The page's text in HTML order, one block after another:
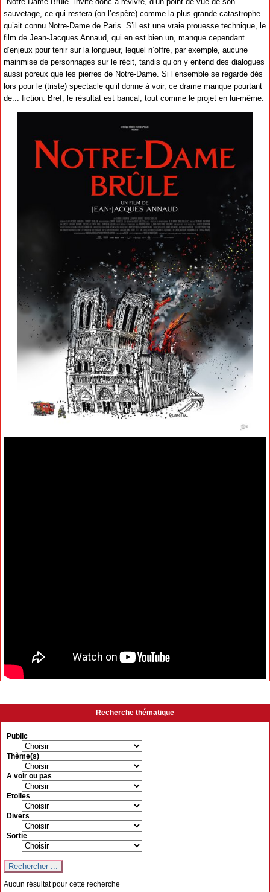
sauvetage, ce qui restera (on l’espère) comme la plus grande catastrophe
qu’ait connu Notre-Dame de Paris. S’il est une vraie prouesse technique, le
film de Jean-Jacques Annaud, qui en est bien un, manque cependant
d’enjeux pour tenir sur la longueur, lequel n’offre, par exemple, aucune
mainmise de personnages sur le récit, tandis qu’on y entend des dialogues
aussi poreux que les pierres de Notre-Dame. Si l’ensemble se regarde dès
lors pour le (triste) spectacle qu’il donne à voir, ce drame manque pourtant
de... fiction. Bref, le résultat est bancal, tout comme le projet en lui-même.
Recherche thématique
Public
Thème(s)
A voir ou pas
Etoiles
Divers
Sortie
Aucun résultat pour cette recherche